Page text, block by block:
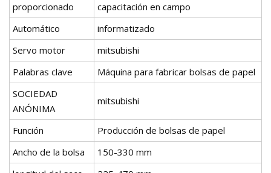
proporcionado
capacitación en campo
Automático
informatizado
Servo motor
mitsubishi
Palabras clave
Máquina para fabricar bolsas de papel
SOCIEDAD
ANÓNIMA
mitsubishi
Función
Producción de bolsas de papel
Ancho de la bolsa
150-330 mm